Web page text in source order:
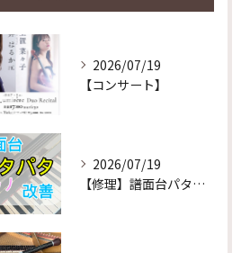
2026/07/19
【コンサート】
2026/07/19
【修理】譜面台パタパタを改善！ストレス解消！